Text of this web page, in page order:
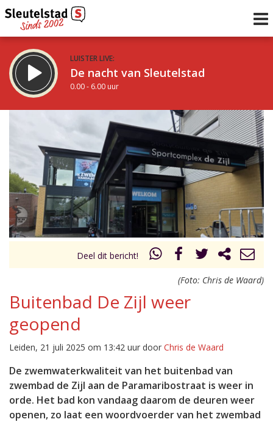
LUISTER LIVE:
De nacht van Sleutelstad
0.00 - 6.00 uur
De ochtend van Sleutelstad
6.00 - 12.00 uur
Vorig uur
uur 1 van 0 Volgend uur
Inklappen
Deel dit bericht!
(Foto: Chris de Waard)
Buitenbad De Zijl weer
geopend
Leiden, 21 juli 2025 om 13:42 uur door Chris de Waard
De zwemwaterkwaliteit van het buitenbad van
zwembad de Zijl aan de Paramaribostraat is weer in
orde. Het bad kon vandaag daarom de deuren weer
openen, zo laat een woordvoerder van het zwembad